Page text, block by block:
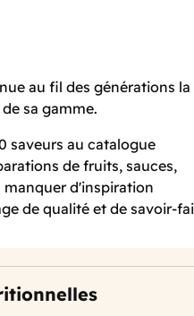
au fil des générations la
sa gamme.
saveurs au catalogue
de fruits, sauces,
manquer d'inspiration
de qualité et de savoir-